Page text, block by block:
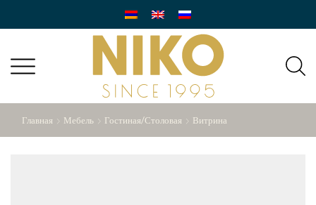
Главная Мебель Гостиная/Столовая Витрина